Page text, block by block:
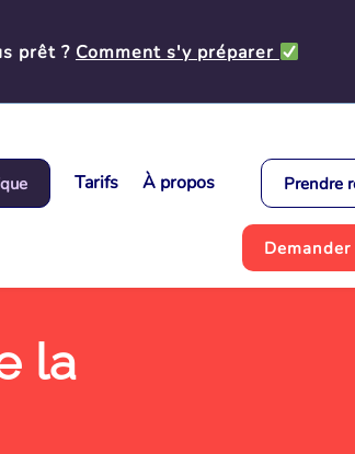
prêt ? Comment s'y préparer
Tarifs À propos Prendre
la